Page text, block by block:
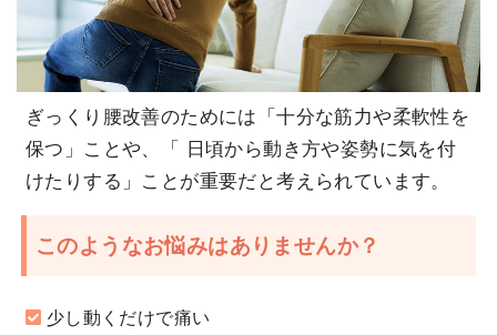
ぎっくり腰改善のためには「十分な筋力や柔軟性を
保つ」ことや、「 日頃から動き方や姿勢に気を付
けたりする」ことが重要だと考えられています。
このようなお悩みはありませんか？
少し動くだけで痛い